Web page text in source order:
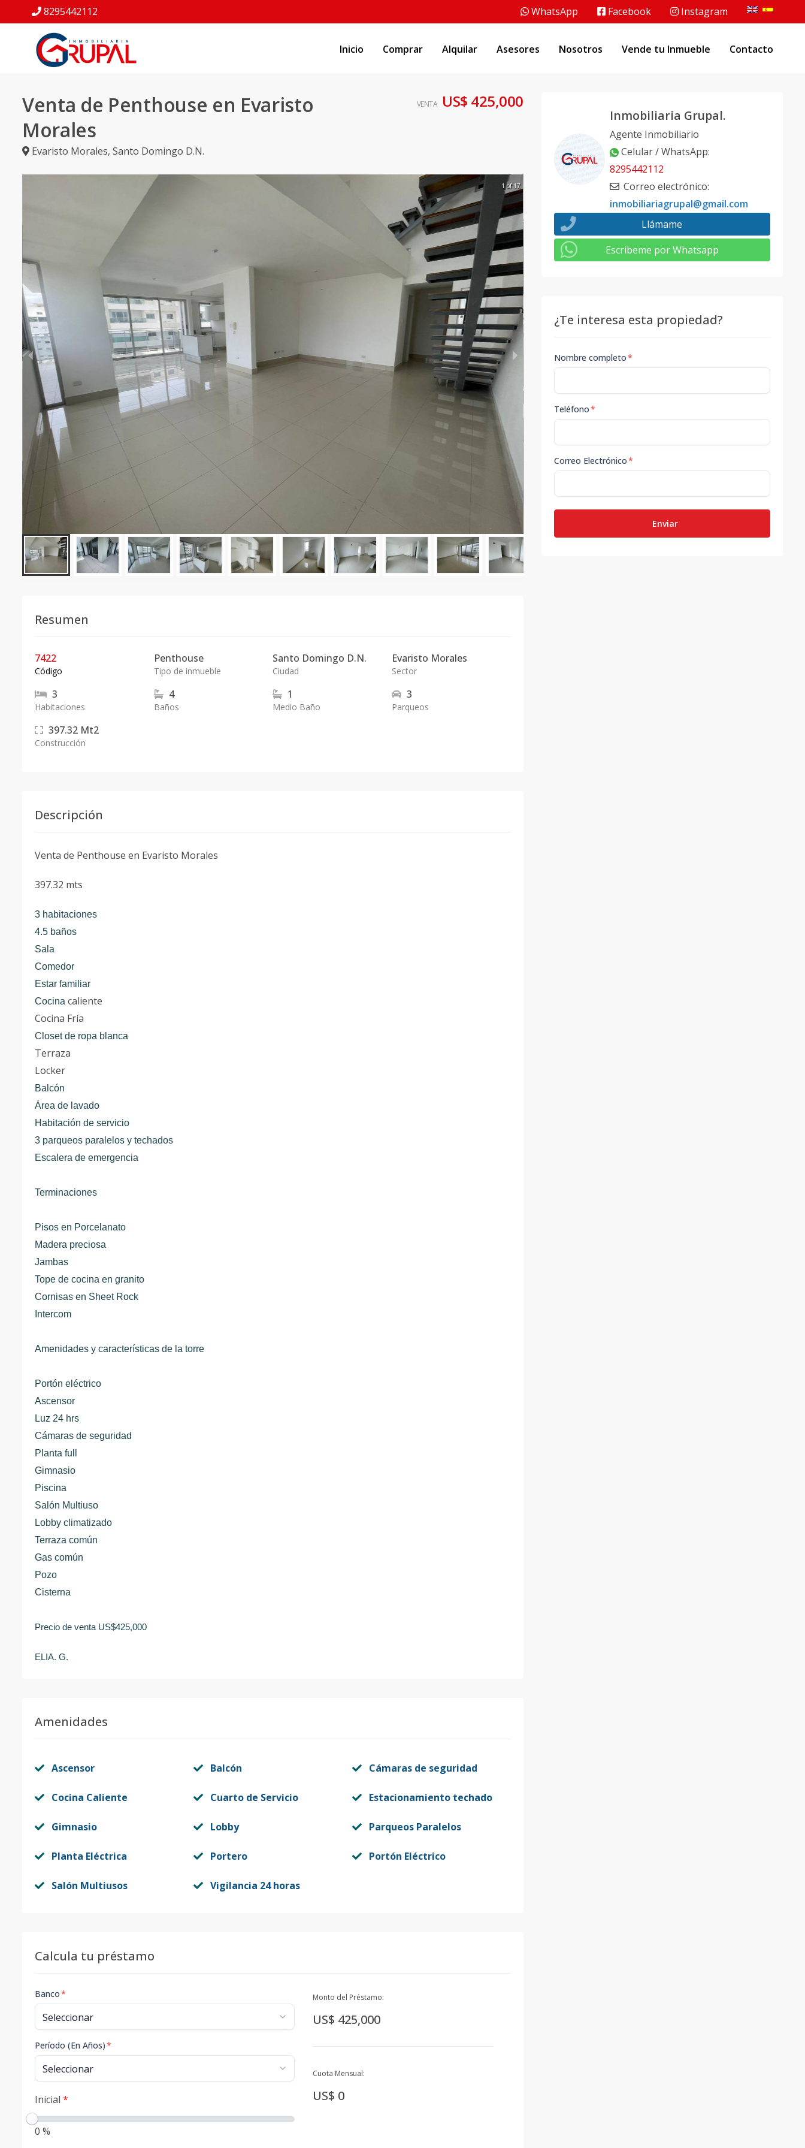
8295442112 WhatsApp Facebook Instagram
Inicio Comprar Alquilar Asesores Nosotros Vende tu Inmueble Contacto
Venta de Penthouse en Evaristo
Morales
Evaristo Morales, Santo Domingo D.N.
VENTA US$ 425,000
1 of 17
Resumen
7422
Código
Penthouse
Tipo de inmueble
Santo Domingo D.N.
Ciudad
Evaristo Morales
Sector
3
Habitaciones
4
Baños
1
Medio Baño
3
Parqueos
397.32 Mt2
Construcción
Descripción
Venta de Penthouse en Evaristo Morales
397.32 mts
3 habitaciones
4.5 baños
Sala
Comedor
Estar familiar
Cocina caliente
Cocina Fría
Closet de ropa blanca
Terraza
Locker
Balcón
Área de lavado
Habitación de servicio
3 parqueos paralelos y techados
Escalera de emergencia
Terminaciones
Pisos en Porcelanato
Madera preciosa
Jambas
Tope de cocina en granito
Cornisas en Sheet Rock
Intercom
Amenidades y características de la torre
Portón eléctrico
Ascensor
Luz 24 hrs
Cámaras de seguridad
Planta full
Gimnasio
Piscina
Salón Multiuso
Lobby climatizado
Terraza común
Gas común
Pozo
Cisterna
Precio de venta US$425,000
ELIA. G.
Amenidades
Ascensor Balcón Cámaras de seguridad
Cocina Caliente Cuarto de Servicio Estacionamiento techado
Gimnasio Lobby Parqueos Paralelos
Planta Eléctrica Portero Portón Eléctrico
Salón Multiusos Vigilancia 24 horas
Calcula tu préstamo
Banco*
Período (En Años)*
Inicial *
0 %
Monto del Préstamo:
US$ 425,000
Cuota Mensual:
US$ 0
Inmobiliaria Grupal.
Agente Inmobiliario
Celular / WhatsApp:
8295442112
Correo electrónico:
inmobiliariagrupal@gmail.com
Llámame
Escribeme por Whatsapp
¿Te interesa esta propiedad?
Nombre completo*
Teléfono*
Correo Electrónico*
Enviar